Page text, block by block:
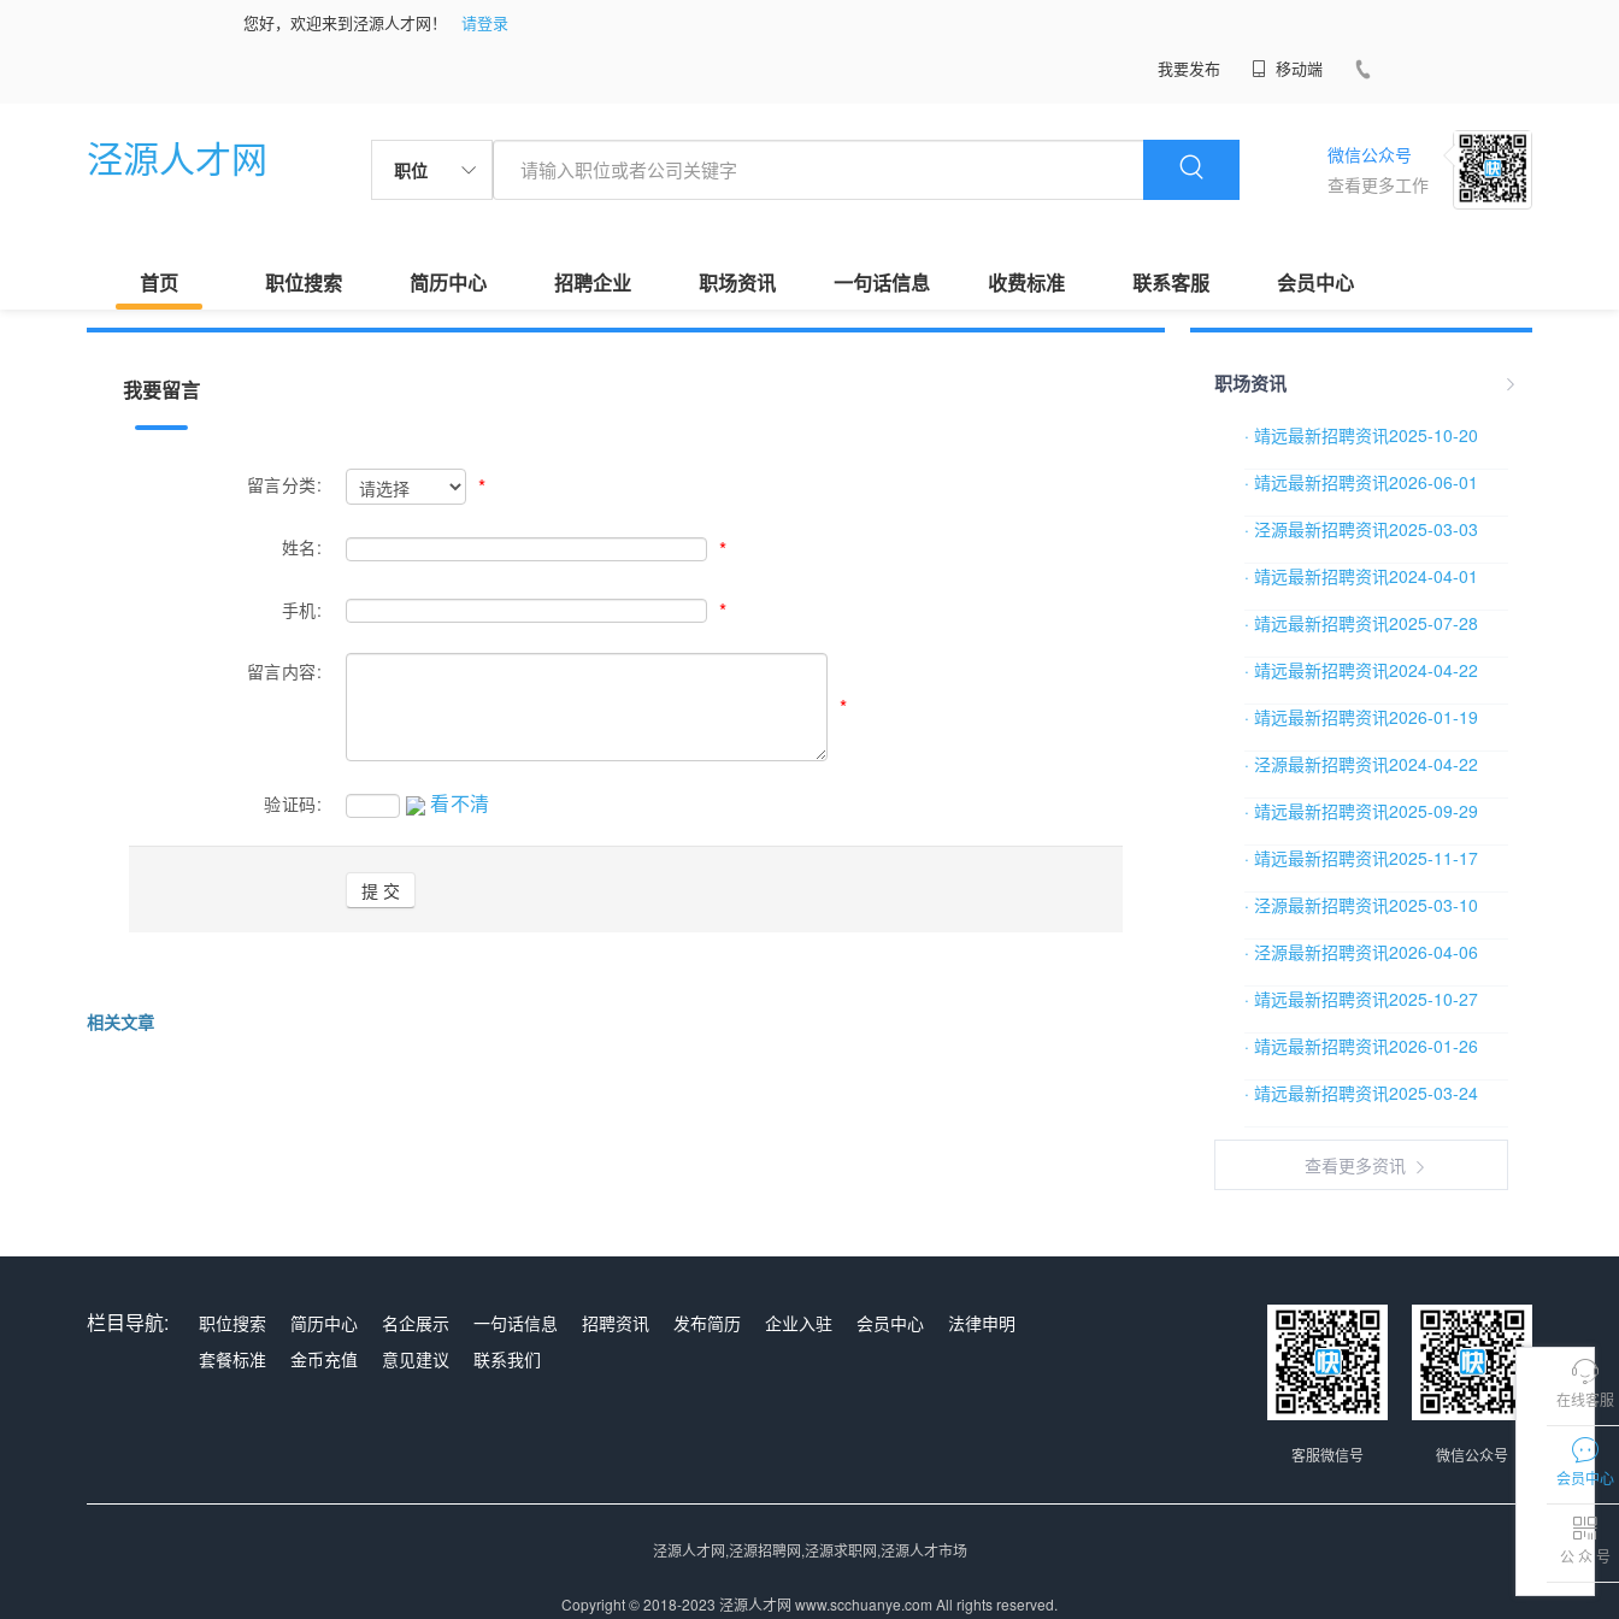
您好，欢迎来到泾源人才网！
请登录
我要发布
移动端
泾源人才网 职位
微信公众号
查看更多工作
首页 职位搜索 简历中心 招聘企业 职场资讯 一句话信息 收费标准 联系客服 会员中心
在线客服
会员中心
公 众 号
我要留言
留言分类: *
姓名: *
手机: *
留言内容:
*
验证码: 看不清
相关文章
职场资讯
· 靖远最新招聘资讯2025-10-20
· 靖远最新招聘资讯2026-06-01
· 泾源最新招聘资讯2025-03-03
· 靖远最新招聘资讯2024-04-01
· 靖远最新招聘资讯2025-07-28
· 靖远最新招聘资讯2024-04-22
· 靖远最新招聘资讯2026-01-19
· 泾源最新招聘资讯2024-04-22
· 靖远最新招聘资讯2025-09-29
· 靖远最新招聘资讯2025-11-17
· 泾源最新招聘资讯2025-03-10
· 泾源最新招聘资讯2026-04-06
· 靖远最新招聘资讯2025-10-27
· 靖远最新招聘资讯2026-01-26
· 靖远最新招聘资讯2025-03-24
查看更多资讯
栏目导航: 职位搜索 简历中心 名企展示 一句话信息 招聘资讯 发布简历 企业入驻 会员中心
法律申明
套餐标准
金币充值 意见建议 联系我们
微信公众号
客服微信号
泾源人才网,泾源招聘网,泾源求职网,泾源人才市场
Copyright © 2018-2023 泾源人才网 www.scchuanye.com All rights reserved.